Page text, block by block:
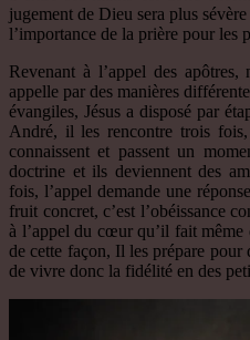
jugement de Dieu sera plus
l’importance de la prière pour les
Revenant à l’appel des
appelle par des manières
évangiles, Jésus a disposé par
André, il les rencontre trois
connaissent et passent un
doctrine et ils deviennent des
fois, l’appel demande une
fruit concret, c’est l’obéissance
à l’appel du cœur qu’il fait même
de cette façon, Il les prépare pour
de vivre donc la fidélité en des